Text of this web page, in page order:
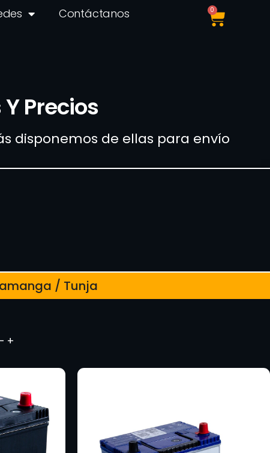
Contáctanos 0
Precios
disponemos de ellas para envío
/ Tunja
+